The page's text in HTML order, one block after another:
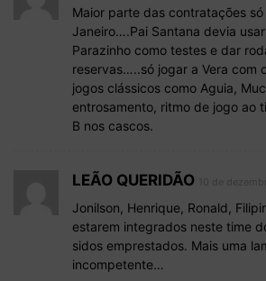
Maior parte das contratações
Janeiro….Pai Santana devia
Parazinho como testes e dar
reservas…..só jogar a Vera com
jogos clássicos como Aguia,
entrosamento, ritmo de jogo ao
B nos cascos.
LEÃO QUERIDÃO
Jonilson, Henrique, Ronald,
estarem integrados neste time
sidos emprestados. Mais uma
incompetente…